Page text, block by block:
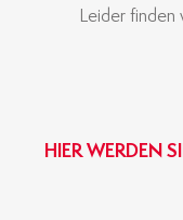
Leider finden
HIER WERDEN